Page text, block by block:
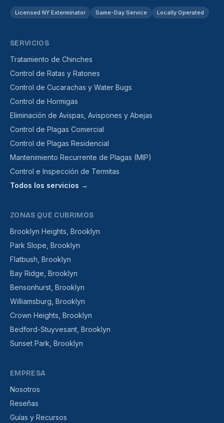
Licensed NY Exterminator Same-Day Service Locally Operated
SERVICIOS
Tratamiento de Chinches
Control de Ratas y Ratones
Control de Cucarachas y Water Bugs
Control de Hormigas
Eliminación de Avispas, Avispones y Abejas
Control de Plagas Comercial
Control de Plagas Residencial
Mantenimiento Recurrente de Plagas (MIP)
Control e Inspección de Termitas
Todos los servicios →
ZONAS QUE CUBRIMOS
Brooklyn Heights, Brooklyn
Park Slope, Brooklyn
Flatbush, Brooklyn
Bay Ridge, Brooklyn
Bensonhurst, Brooklyn
Williamsburg, Brooklyn
Crown Heights, Brooklyn
Bedford-Stuyvesant, Brooklyn
Sunset Park, Brooklyn
EMPRESA
Nosotros
Reseñas
Guías y Recursos